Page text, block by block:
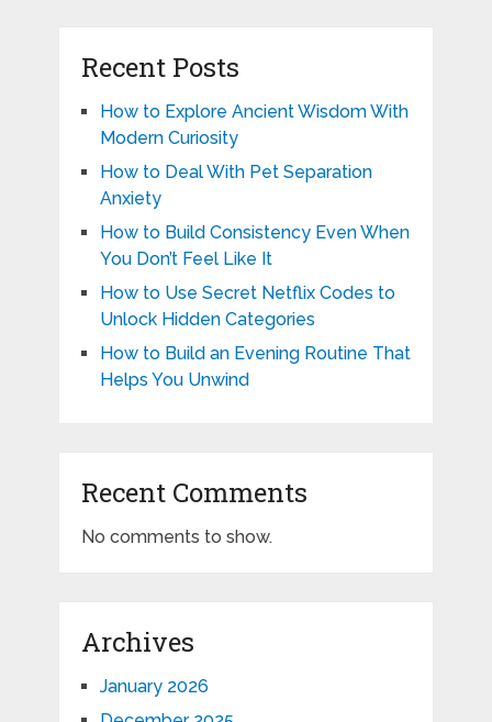
Recent Posts
How to Explore Ancient Wisdom With
Modern Curiosity
How to Deal With Pet Separation
Anxiety
How to Build Consistency Even When
You Don’t Feel Like It
How to Use Secret Netflix Codes to
Unlock Hidden Categories
How to Build an Evening Routine That
Helps You Unwind
Recent Comments
No comments to show.
Archives
January 2026